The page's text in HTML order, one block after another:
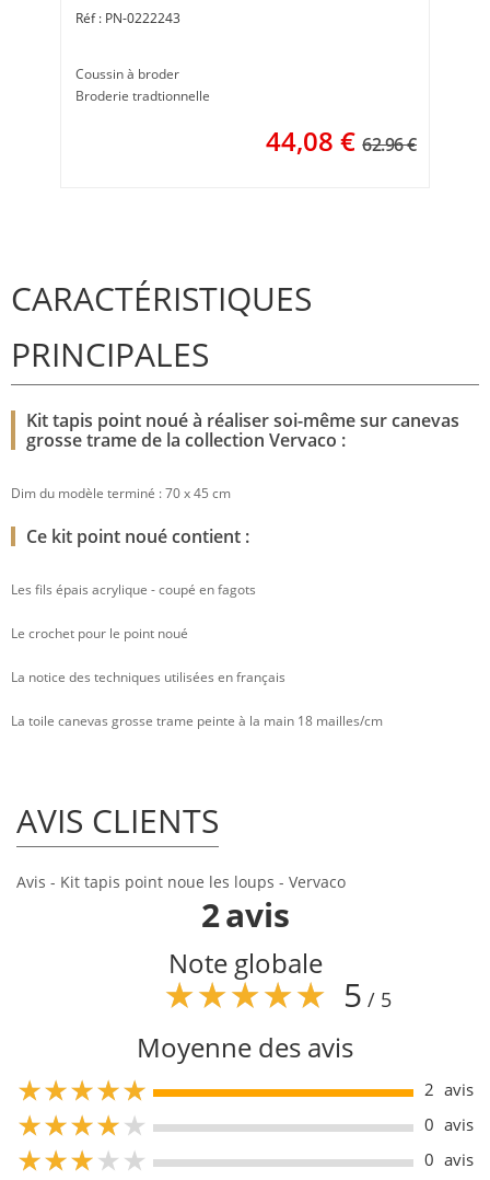
PN-0222243
Coussin à broder
Broderie tradtionnelle
44,08 € 62.96 €
CARACTÉRISTIQUES
PRINCIPALES
Kit tapis point noué à réaliser soi-même sur canevas
grosse trame de la collection Vervaco :
Dim du modèle terminé : 70 x 45 cm
Ce kit point noué contient :
Les fils épais acrylique - coupé en fagots
Le crochet pour le point noué
La notice des techniques utilisées en français
La toile canevas grosse trame peinte à la main 18 mailles/cm
AVIS CLIENTS
Avis - Kit tapis point noue les loups - Vervaco
2avis
Note globale
5 / 5
Moyenne des avis
5
2 avis
5 0 avis
5 0 avis